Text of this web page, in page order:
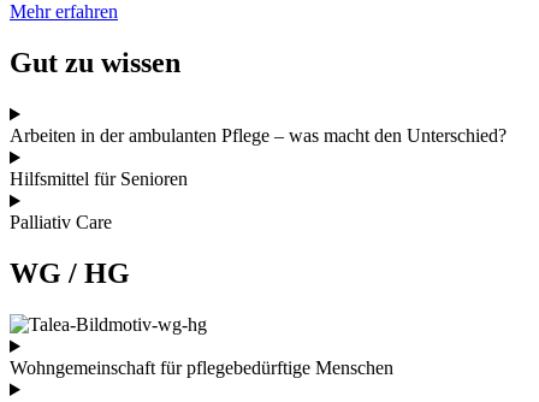
Mehr erfahren
Gut zu wissen
Arbeiten in der ambulanten Pflege – was macht den Unterschied?
Hilfsmittel für Senioren
Palliativ Care
WG / HG
Wohngemeinschaft für pflegebedürftige Menschen